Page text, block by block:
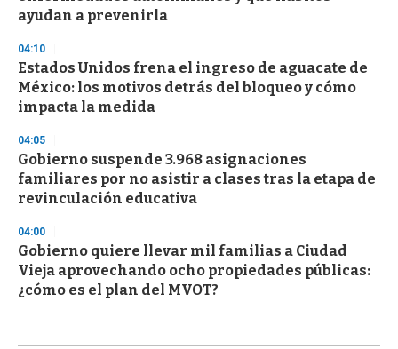
ayudan a prevenirla
04:10
Estados Unidos frena el ingreso de aguacate de
México: los motivos detrás del bloqueo y cómo
impacta la medida
04:05
Gobierno suspende 3.968 asignaciones
familiares por no asistir a clases tras la etapa de
revinculación educativa
04:00
Gobierno quiere llevar mil familias a Ciudad
Vieja aprovechando ocho propiedades públicas:
¿cómo es el plan del MVOT?